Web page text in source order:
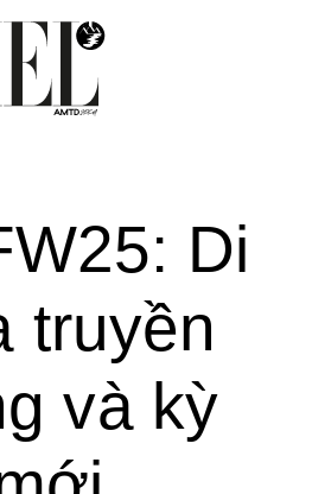
Di
truyền
và kỳ